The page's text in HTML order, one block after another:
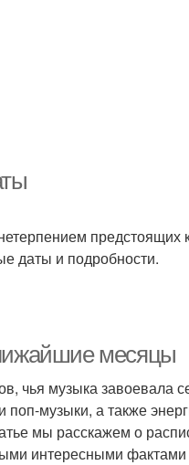
предстоящих
даты и подробности.
месяцы
чья музыка завоевала
поп-музыки, а также
мы расскажем о
интересными фактами